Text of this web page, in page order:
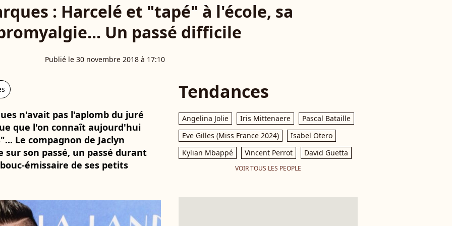
: Harcelé et "tapé" à l'école, sa
Un passé difficile
Publié le 30 novembre 2018 à 17:10
n'avait pas l'aplomb du juré
que l'on connaît aujourd'hui
Le compagnon de Jaclyn
sur son passé, un passé durant
émissaire de ses petits
Tendances
Angelina Jolie Iris Mittenaere
Pascal Bataille
Eve Gilles (Miss France 2024)
Isabel Otero
Kylian Mbappé
Vincent Perrot David Guetta
VOIR TOUS LES PEOPLE